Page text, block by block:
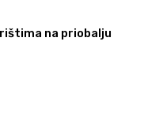
na priobalju